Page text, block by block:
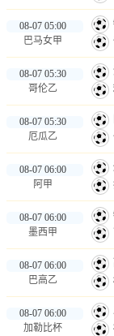
08-07 05:00
巴马女甲
08-07 05:30
哥伦乙
08-07 05:30
厄瓜乙
08-07 06:00
阿甲
08-07 06:00
墨西甲
08-07 06:00
巴高乙
08-07 06:00
加勒比杯